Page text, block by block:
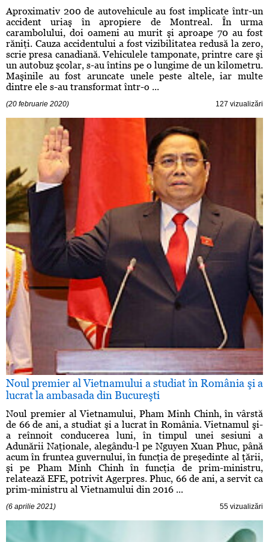
Aproximativ 200 de autovehicule au fost implicate într-un
accident uriaş în apropiere de Montreal. În urma
carambolului, doi oameni au murit şi aproape 70 au fost
răniţi. Cauza accidentului a fost vizibilitatea redusă la zero,
scrie presa canadiană. Vehiculele tamponate, printre care şi
un autobuz şcolar, s-au întins pe o lungime de un kilometru.
Maşinile au fost aruncate unele peste altele, iar multe
dintre ele s-au transformat într-o ...
(20 februarie 2020) 127 vizualizări
Noul premier al Vietnamului a studiat în România şi a
lucrat la ambasada din Bucureşti
Noul premier al Vietnamului, Pham Minh Chinh, în vârstă
de 66 de ani, a studiat şi a lucrat în România. Vietnamul şi-
a reînnoit conducerea luni, în timpul unei sesiuni a
Adunării Naţionale, alegându-l pe Nguyen Xuan Phuc, până
acum în fruntea guvernului, în funcţia de preşedinte al ţării,
şi pe Pham Minh Chinh în funcţia de prim-ministru,
relatează EFE, potrivit Agerpres. Phuc, 66 de ani, a servit ca
prim-ministru al Vietnamului din 2016 ...
(6 aprilie 2021) 55 vizualizări